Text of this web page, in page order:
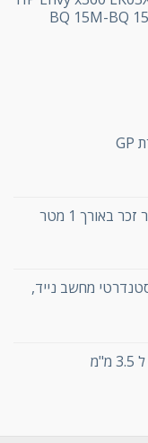
BQ 15M-BQ
סטנדרטי מחשב נייד,